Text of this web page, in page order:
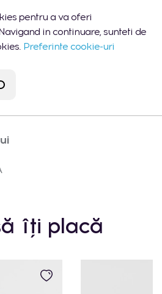
10:00 -
22:00
Lun-Dum:
îți placă
pentru a va oferi
in continuare, sunteti de
Preferinte cookie-uri